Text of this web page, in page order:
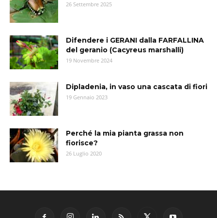
26 Settembre 2025
Difendere i GERANI dalla FARFALLINA
del geranio (Cacyreus marshalli)
19 Novembre 2024
Dipladenia, in vaso una cascata di fiori
19 Gennaio 2023
Perché la mia pianta grassa non
fiorisce?
26 Luglio 2020